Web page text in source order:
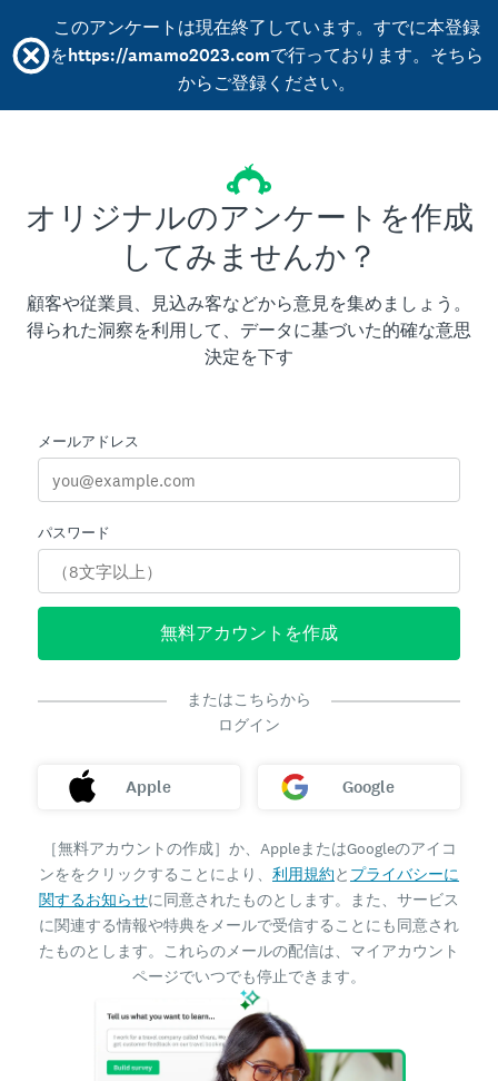
このアンケートは現在終了しています。すでに本登録
をhttps://amamo2023.comで行っております。そちら
からご登録ください。
オリジナルのアンケートを作成
してみませんか？
顧客や従業員、見込み客などから意見を集めましょう。
得られた洞察を利用して、データに基づいた的確な意思
決定を下す
メールアドレス
パスワード
無料アカウントを作成
またはこちらから
ログイン
Apple Google
［無料アカウントの作成］か、AppleまたはGoogleのアイコ
ンををクリックすることにより、 利用規約と プライバシーに
関するお知らせに同意されたものとします。また、サービス
に関連する情報や特典をメールで受信することにも同意され
たものとします。これらのメールの配信は、マイアカウント
ページでいつでも停止できます。